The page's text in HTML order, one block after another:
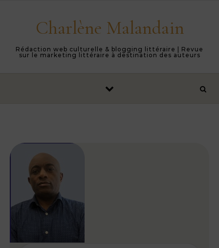
Charlène Malandain
Rédaction web culturelle & blogging littéraire | Revue
sur le marketing littéraire à destination des auteurs